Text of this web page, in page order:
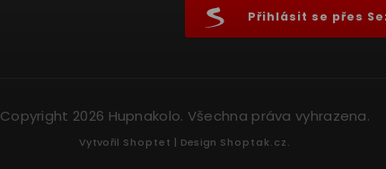
Přihlásit se přes
Copyright 2026 Hupnakolo. Všechna práva vyhrazena.
Vytvořil Shoptet | Design Shoptak.cz.